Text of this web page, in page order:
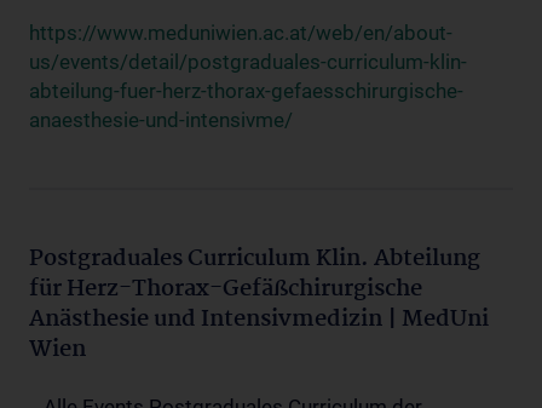
https://www.meduniwien.ac.at/web/en/about-
us/events/detail/postgraduales-curriculum-klin-
abteilung-fuer-herz-thorax-gefaesschirurgische-
anaesthesie-und-intensivme/
Postgraduales Curriculum Klin. Abteilung
für Herz-Thorax-Gefäßchirurgische
Anästhesie und Intensivmedizin | MedUni
Wien